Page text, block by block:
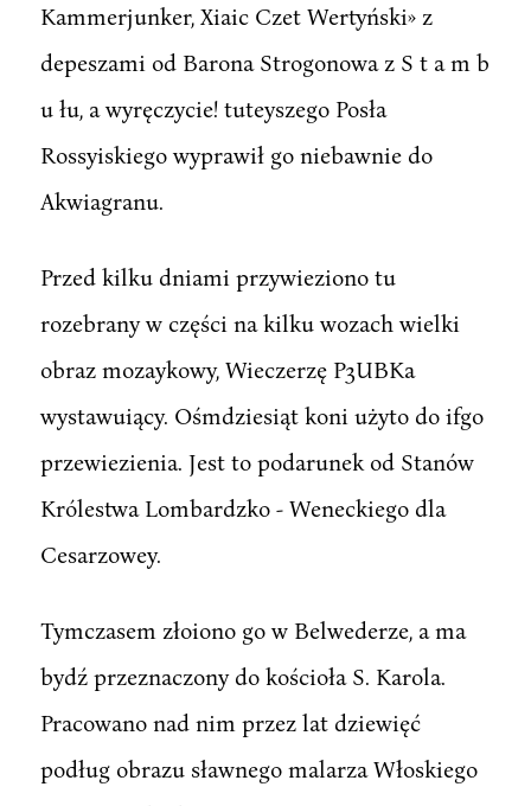
Kammerjunker, Xiaic Czet Wertyński» z
depeszami od Barona Strogonowa z S t a m b
u łu, a wyręczycie! tuteyszego Posła
Rossyiskiego wyprawił go niebawnie do
Akwiagranu.
Przed kilku dniami przywieziono tu
rozebrany w części na kilku wozach wielki
obraz mozaykowy, Wieczerzę P3UBKa
wystawuiący. Ośmdziesiąt koni użyto do ifgo
przewiezienia. Jest to podarunek od Stanów
Królestwa Lombardzko - Weneckiego dla
Cesarzowey.
Tymczasem złoiono go w Belwederze, a ma
bydź przeznaczony do kościoła S. Karola.
Pracowano nad nim przez lat dziewięć
podług obrazu sławnego malarza Włoskiego